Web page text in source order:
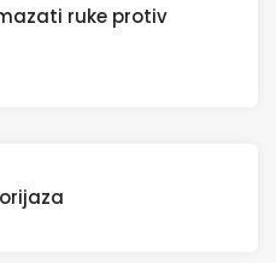
ruke protiv